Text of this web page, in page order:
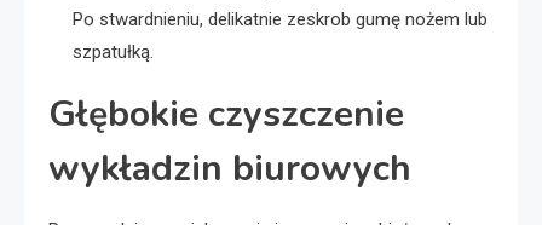
Po stwardnieniu, delikatnie zeskrob gumę nożem lub
szpatułką.
Głębokie czyszczenie
wykładzin biurowych